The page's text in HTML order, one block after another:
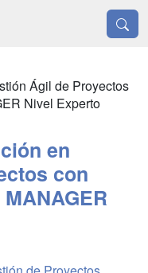
Ágil de Proyectos
Nivel Experto
en
con